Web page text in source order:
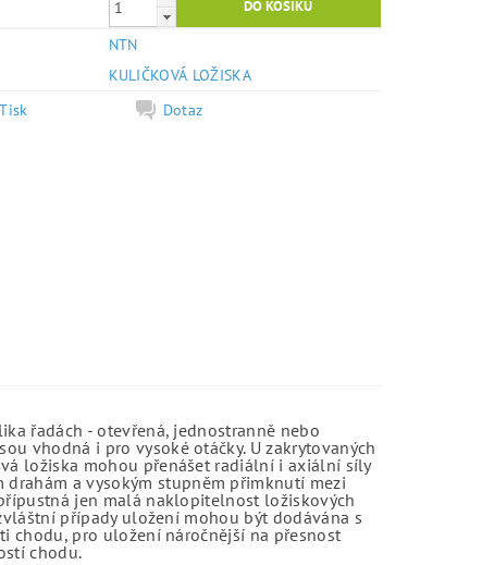
NTN
KULIČKOVÁ LOŽISKA
Tisk
Dotaz
řadách - otevřená, jednostranně nebo
vhodná i pro vysoké otáčky. U zakrytovaných
ložiska mohou přenášet radiální i axiální síly
a vysokým stupněm přimknutí mezi
jen malá naklopitelnost ložiskových
případy uložení mohou být dodávána s
chodu, pro uložení náročnější na přesnost
chodu.